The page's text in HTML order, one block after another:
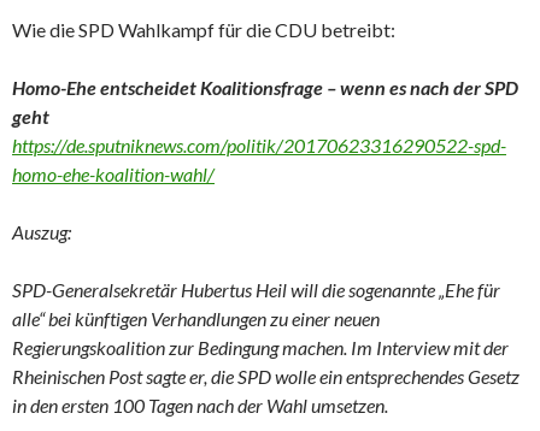
Wie die SPD Wahlkampf für die CDU betreibt:
Homo-Ehe entscheidet Koalitionsfrage – wenn es nach der SPD
geht
https://de.sputniknews.com/politik/20170623316290522-spd-
homo-ehe-koalition-wahl/
Auszug:
SPD-Generalsekretär Hubertus Heil will die sogenannte „Ehe für
alle“ bei künftigen Verhandlungen zu einer neuen
Regierungskoalition zur Bedingung machen. Im Interview mit der
Rheinischen Post sagte er, die SPD wolle ein entsprechendes Gesetz
in den ersten 100 Tagen nach der Wahl umsetzen.